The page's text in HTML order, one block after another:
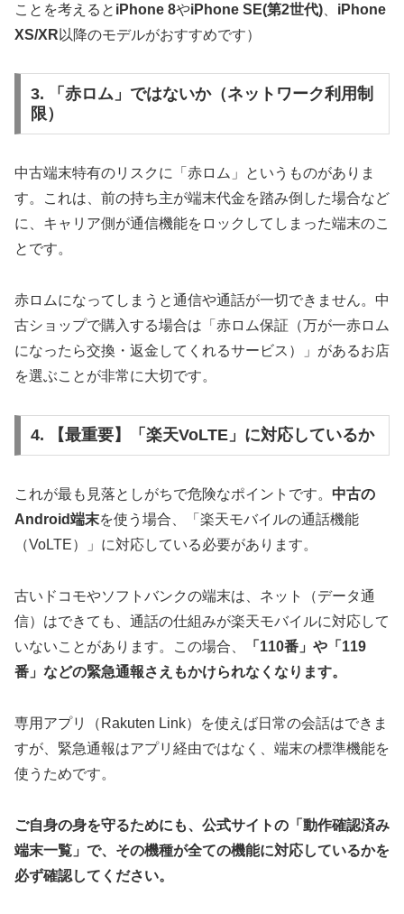
ことを考えると iPhone 8やiPhone SE(第2世代)
iPhone
XS/XR 以降のモデルがおすすめです）
3. 「赤ロム」ではないか（ネットワーク利用制
限）
中古端末特有のリスクに「赤ロム」というものがありま
す。これは、前の持ち主が端末代金を踏み倒した場合など
に、キャリア側が通信機能をロックしてしまった端末のこ
とです。
赤ロムになってしまうと通信や通話が一切できません。中
古ショップで購入する場合は「赤ロム保証（万が一赤ロム
になったら交換・返金してくれるサービス）」があるお店
を選ぶことが非常に大切です。
4. 【最重要】「楽天VoLTE」に対応しているか
これが最も見落としがちで危険なポイントです。 中古の
Android端末を使う場合、「楽天モバイルの通話機能
（VoLTE）」に対応している必要があります。
古いドコモやソフトバンクの端末は、ネット（データ通
信）はできても、通話の仕組みが楽天モバイルに対応して
いないことがあります。この場合、
「110番」や「119
番」などの緊急通報さえもかけられなくなります。
専用アプリ（Rakuten Link）を使えば日常の会話はできま
すが、緊急通報はアプリ経由ではなく、端末の標準機能を
使うためです。
ご自身の身を守るためにも、公式サイトの「動作確認済み
端末一覧」で、その機種が全ての機能に対応しているかを
必ず確認してください。